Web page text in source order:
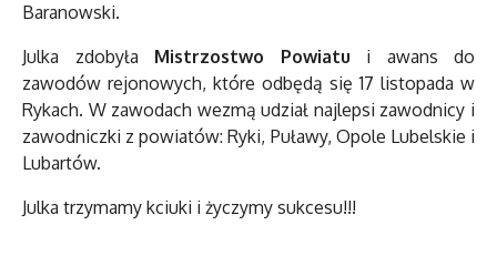
Baranowski.
Julka zdobyła Mistrzostwo Powiatu i awans do
zawodów rejonowych, które odbędą się 17 listopada w
Rykach. W zawodach wezmą udział najlepsi zawodnicy i
zawodniczki z powiatów: Ryki, Puławy, Opole Lubelskie i
Lubartów.
Julka trzymamy kciuki i życzymy sukcesu!!!